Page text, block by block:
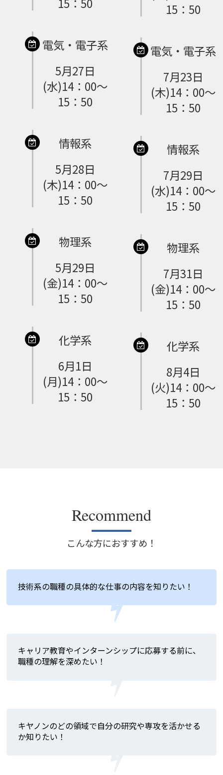
電気・電子系
5月27日
(水)14：00～
15：50
情報系
5月28日
(木)14：00～
15：50
物理系
5月29日
(金)14：00～
15：50
化学系
6月1日
(月)14：00～
15：50
15：50
電気・電子系
7月23日
(木)14：00～
15：50
情報系
7月29日
(水)14：00～
15：50
物理系
7月31日
(金)14：00～
15：50
化学系
8月4日
(火)14：00～
15：50
Recommend
こんな方におすすめ！
技術系の職種の具体的な仕事の内容を知りたい！
キャリア教育やインターンシップに応募する前に、
職種の理解を深めたい！
キヤノンのどの領域で自分の研究や専攻を活かせる
か知りたい！